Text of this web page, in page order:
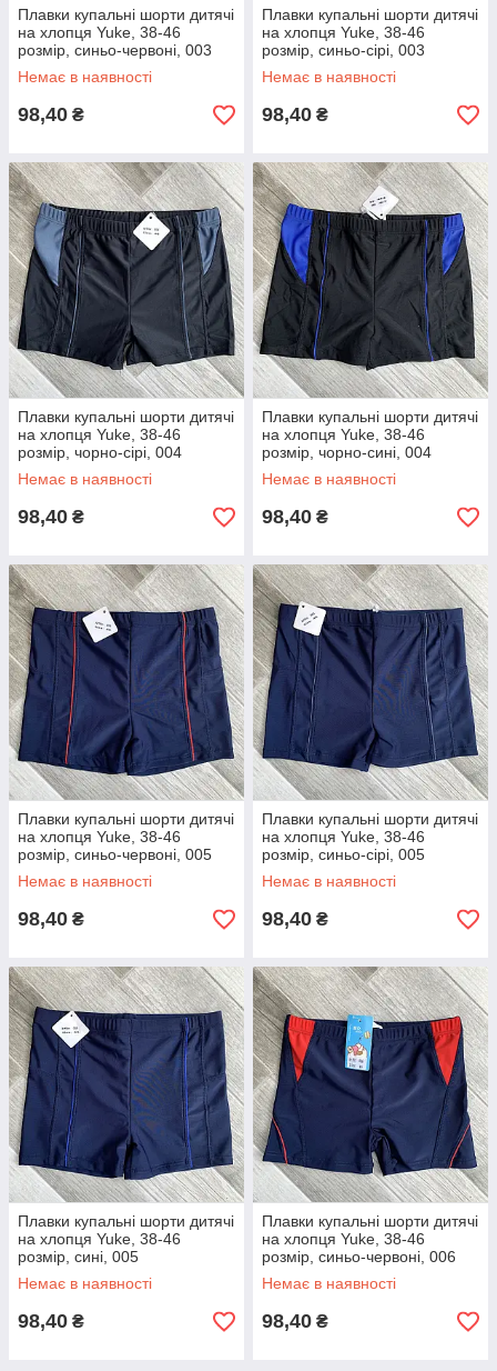
Плавки купальні шорти дитячі
на хлопця Yuke, 38-46
розмір, синьо-червоні, 003
Немає в наявності
98,40 ₴
Плавки купальні шорти дитячі
на хлопця Yuke, 38-46
розмір, синьо-сірі, 003
Немає в наявності
98,40 ₴
Плавки купальні шорти дитячі
на хлопця Yuke, 38-46
розмір, чорно-сірі, 004
Немає в наявності
98,40 ₴
Плавки купальні шорти дитячі
на хлопця Yuke, 38-46
розмір, чорно-сині, 004
Немає в наявності
98,40 ₴
Плавки купальні шорти дитячі
на хлопця Yuke, 38-46
розмір, синьо-червоні, 005
Немає в наявності
98,40 ₴
Плавки купальні шорти дитячі
на хлопця Yuke, 38-46
розмір, синьо-сірі, 005
Немає в наявності
98,40 ₴
Плавки купальні шорти дитячі
на хлопця Yuke, 38-46
розмір, сині, 005
Немає в наявності
98,40 ₴
Плавки купальні шорти дитячі
на хлопця Yuke, 38-46
розмір, синьо-червоні, 006
Немає в наявності
98,40 ₴